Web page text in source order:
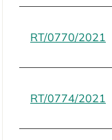
RT/0770/2021
RT/0774/2021